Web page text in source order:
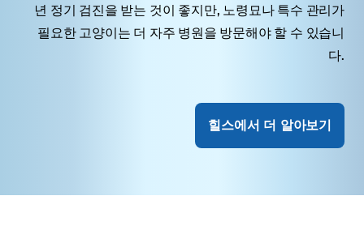
년 정기 검진을 받는 것이 좋지만, 노령묘나 특수 관리가
필요한 고양이는 더 자주 병원을 방문해야 할 수 있습니
다.
힐스에서 더 알아보기